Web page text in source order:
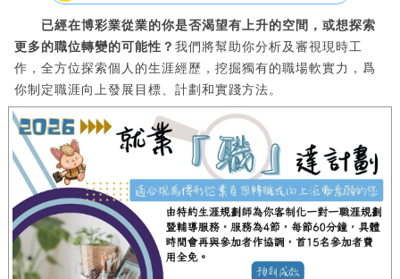
已經在博彩業從業的你是否渴望有上升的空間，或想探索
更多的職位轉變的可能性？ 我們將幫助你分析及審視現時工
作，全方位探索個人的生涯經歷，挖掘獨有的職場軟實力，爲
你制定職涯向上發展目標、計劃和實踐方法。